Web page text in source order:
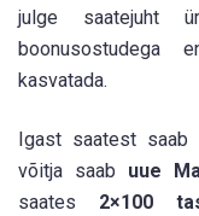
julge saatejuht
boonusostudega
kasvatada.
Igast saatest
võitja saab uue
saates 2×100